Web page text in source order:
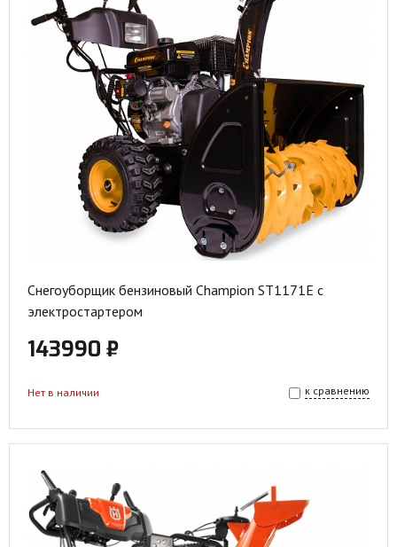
Снегоуборщик бензиновый Champion ST1171E с
электростартером
143990 ₽
к сравнению
Нет в наличии